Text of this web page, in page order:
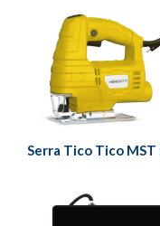
Serra Tico Tico MST